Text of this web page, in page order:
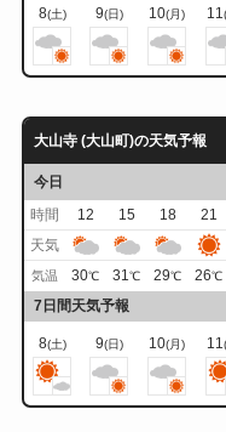
8(土) 9(日) 10(月) 11
大山寺 (大山町)の天気予報
今日
時間
12 15 18 21
天気
気温 30℃ 31℃ 29℃ 26℃
7日間天気予報
8(土) 9(日) 10(月) 11